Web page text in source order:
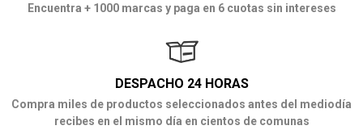
Encuentra + 1000 marcas y paga en 6 cuotas sin intereses
DESPACHO 24 HORAS
Compra miles de productos seleccionados antes del mediodía
recibes en el mismo día en cientos de comunas